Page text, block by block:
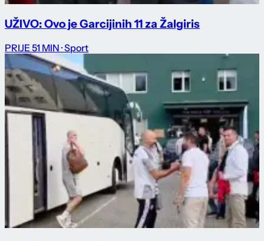
UŽIVO: Ovo je Garcijinih 11 za Žalgiris
PRIJE 51 MIN · Sport